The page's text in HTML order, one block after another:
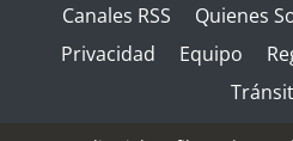
Canales RSS Quienes
Privacidad
Equipo